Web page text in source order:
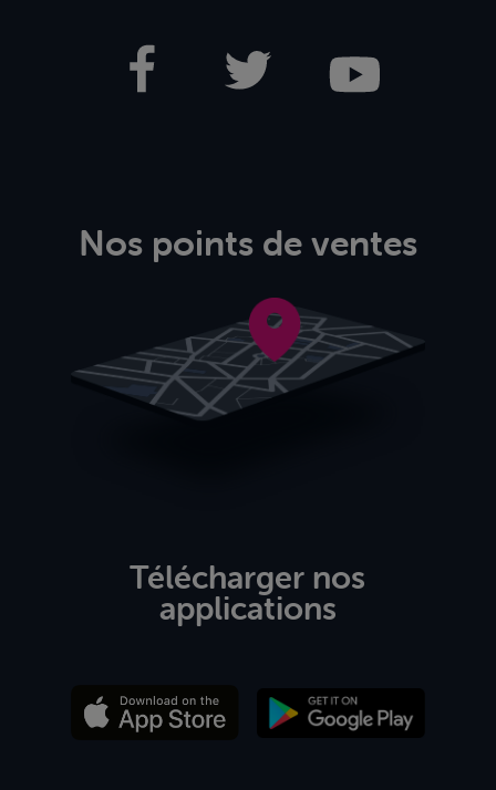
Nos points de ventes
Télécharger nos
applications